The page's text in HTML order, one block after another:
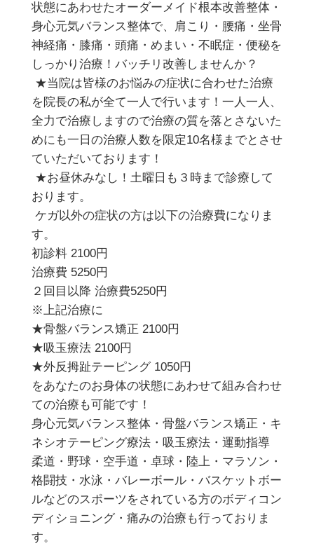
状態にあわせたオーダーメイド根本改善整体・
身心元気バランス整体で、肩こり・腰痛・坐骨
神経痛・膝痛・頭痛・めまい・不眠症・便秘を
しっかり治療！バッチリ改善しませんか？
★当院は皆様のお悩みの症状に合わせた治療
を院長の私が全て一人で行います！一人一人、
全力で治療しますので治療の質を落とさないた
めにも一日の治療人数を限定10名様までとさせ
ていただいております！
★お昼休みなし！土曜日も３時まで診療して
おります。
ケガ以外の症状の方は以下の治療費になりま
す。
初診料 2100円
治療費 5250円
２回目以降 治療費5250円
※上記治療に
★骨盤バランス矯正 2100円
★吸玉療法 2100円
★外反拇趾テーピング 1050円
をあなたのお身体の状態にあわせて組み合わせ
ての治療も可能です！
身心元気バランス整体・骨盤バランス矯正・キ
ネシオテーピング療法・吸玉療法・運動指導
柔道・野球・空手道・卓球・陸上・マラソン・
格闘技・水泳・バレーボール・バスケットボー
ルなどのスポーツをされている方のボディコン
ディショニング・痛みの治療も行っておりま
す。